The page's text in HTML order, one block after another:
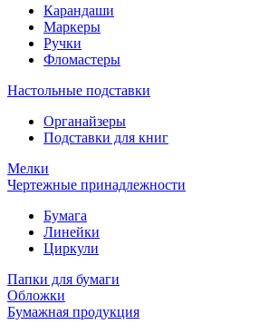
Карандаши
Маркеры
Ручки
Фломастеры
Настольные подставки
Органайзеры
Подставки для книг
Мелки
Чертежные принадлежности
Бумага
Линейки
Циркули
Папки для бумаги
Обложки
Бумажная продукция